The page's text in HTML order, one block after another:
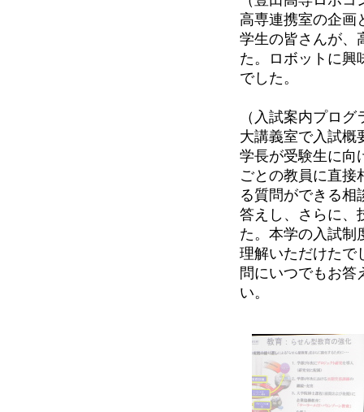
高専連携室の企画
学生の皆さんが、
た。ロボットに興
でした。
（入試案内プログ
大講義室で入試概
学長が受験生に向
ごとの教員に直接
る質問ができる相
答えし、さらに、
た。本学の入試制
理解いただけたで
問にいつでもお答
い。